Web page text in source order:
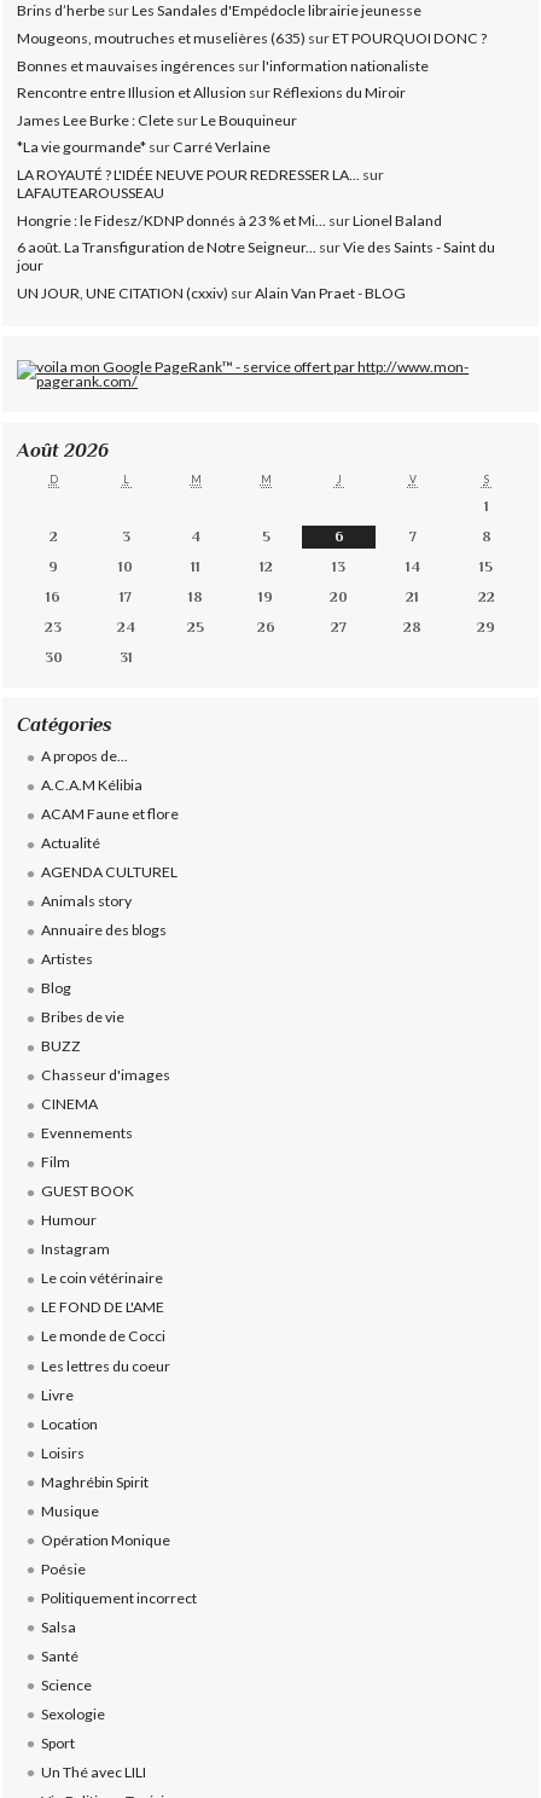
Brins d’herbe surLes Sandales d'Empédocle librairie jeunesse
Mougeons, moutruches et muselières (635) surET POURQUOI DONC ?
Bonnes et mauvaises ingérences surl'information nationaliste
Rencontre entre Illusion et Allusion surRéflexions du Miroir
James Lee Burke : Clete surLe Bouquineur
*La vie gourmande* surCarré Verlaine
LA ROYAUTÉ ? L'IDÉE NEUVE POUR REDRESSER LA... sur
LAFAUTEAROUSSEAU
Hongrie : le Fidesz/KDNP donnés à 23 % et Mi...
surLionel Baland
6 août. La Transfiguration de Notre Seigneur... surVie des Saints - Saint du
jour
UN JOUR, UNE CITATION (cxxiv) surAlain Van Praet - BLOG
Août 2026
D L M M J V S
1
2
3 4 5 6 7
8
9
10 11 12 13 14
15
16
17 18 19 20 21
22
23
24 25 26 27 28
29
30
31
Catégories
A propos de...
A.C.A.M Kélibia
ACAM Faune et flore
Actualité
AGENDA CULTUREL
Animals story
Annuaire des blogs
Artistes
Blog
Bribes de vie
BUZZ
Chasseur d'images
CINEMA
Evennements
Film
GUEST BOOK
Humour
Instagram
Le coin vétérinaire
LE FOND DE L'AME
Le monde de Cocci
Les lettres du coeur
Livre
Location
Loisirs
Maghrébin Spirit
Musique
Opération Monique
Poésie
Politiquement incorrect
Salsa
Santé
Science
Sexologie
Sport
Un Thé avec LILI